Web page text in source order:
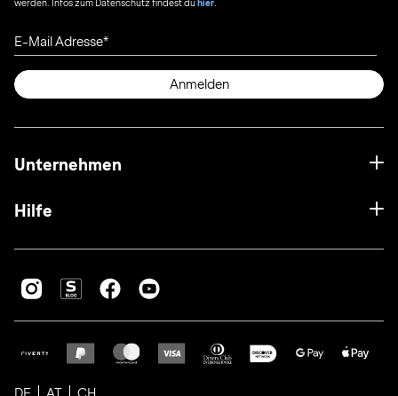
werden. Infos zum Datenschutz findest duhier
E-Mail Adresse
Anmelden
Unternehmen
Hilfe